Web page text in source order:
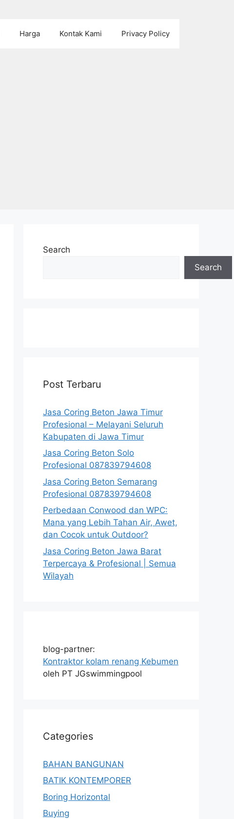
Harga Kontak Kami Privacy Policy
Search
Search
Post Terbaru
Jasa Coring Beton Jawa Timur
Profesional – Melayani Seluruh
Kabupaten di Jawa Timur
Jasa Coring Beton Solo
Profesional 087839794608
Jasa Coring Beton Semarang
Profesional 087839794608
Perbedaan Conwood dan WPC:
Mana yang Lebih Tahan Air, Awet,
dan Cocok untuk Outdoor?
Jasa Coring Beton Jawa Barat
Terpercaya & Profesional | Semua
Wilayah
blog-partner:
Kontraktor kolam renang Kebumen
oleh PT JGswimmingpool
Categories
BAHAN BANGUNAN
BATIK KONTEMPORER
Boring Horizontal
Buying